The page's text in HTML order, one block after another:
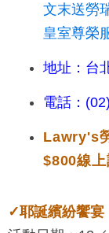
文末送勞
皇室尊榮
地址：台
電話：
Lawry's
$800線上
✓耶誕繽紛饗